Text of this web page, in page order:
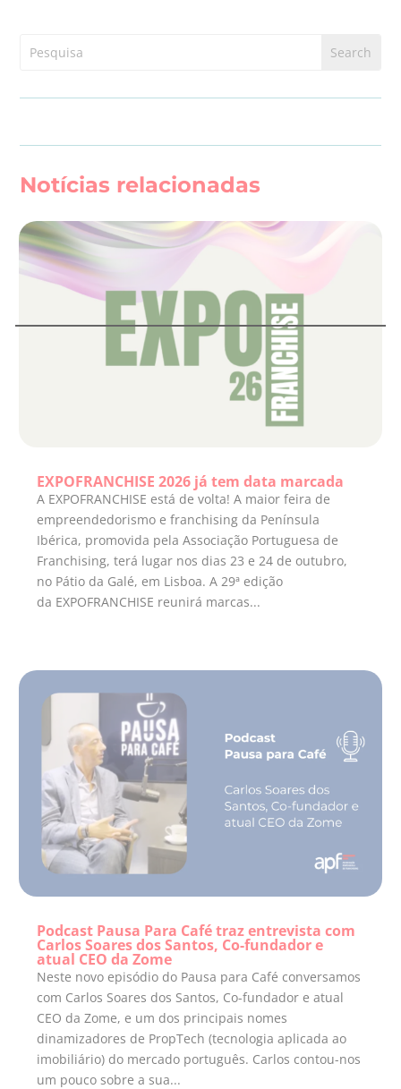
Notícias relacionadas
EXPOFRANCHISE 2026 já tem data marcada
A EXPOFRANCHISE está de volta! A maior feira de
empreendedorismo e franchising da Península
Ibérica, promovida pela Associação Portuguesa de
Franchising, terá lugar nos dias 23 e 24 de outubro,
no Pátio da Galé, em Lisboa. A 29ª edição
da EXPOFRANCHISE reunirá marcas...
Podcast Pausa Para Café traz entrevista com
Carlos Soares dos Santos, Co-fundador e
atual CEO da Zome
Neste novo episódio do Pausa para Café conversamos
com Carlos Soares dos Santos, Co-fundador e atual
CEO da Zome, e um dos principais nomes
dinamizadores de PropTech (tecnologia aplicada ao
imobiliário) do mercado português. Carlos contou-nos
um pouco sobre a sua...